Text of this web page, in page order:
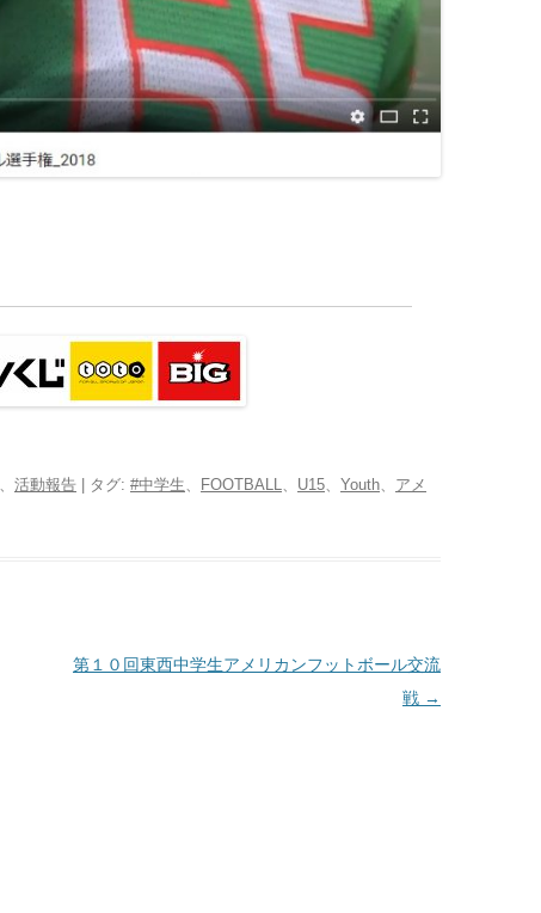
、 活動報告 | タグ: #中学生、 FOOTBALL、 U15、 Youth、 アメ
第１０回東西中学生アメリカンフットボール交流
戦 →